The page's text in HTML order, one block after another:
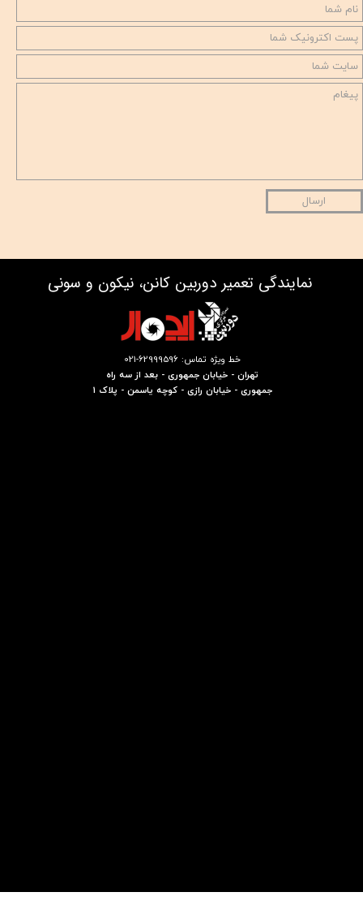
ارسال
نمایندگی تعمیر دوربین کانن، نیکون و سونی
خط ویژه تماس: 62999596-021
تهران - خیابان جمهوری - بعد از سه راه
جمهوری - خیابان رازی - کوچه یاسمن - پلاک 1